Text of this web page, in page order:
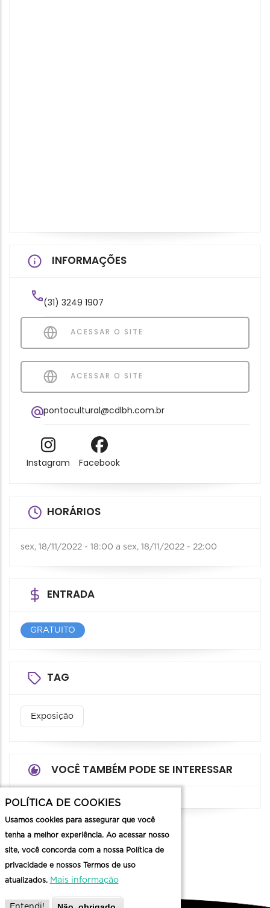
INFORMAÇÕES
(31) 3249 1907
ACESSAR O SITE
ACESSAR O SITE
pontocultural@cdlbh.com.br
Instagram Facebook
HORÁRIOS
sex, 18/11/2022 - 18:00 a sex, 18/11/2022 - 22:00
ENTRADA
GRATUITO
TAG
Exposição
VOCÊ TAMBÉM PODE SE INTERESSAR
POLÍTICA DE COOKIES
Usamos cookies para assegurar que você
tenha a melhor experiência. Ao acessar nosso
site, você concorda com a nossa Política de
privacidade e nossos Termos de uso
atualizados. Mais informação